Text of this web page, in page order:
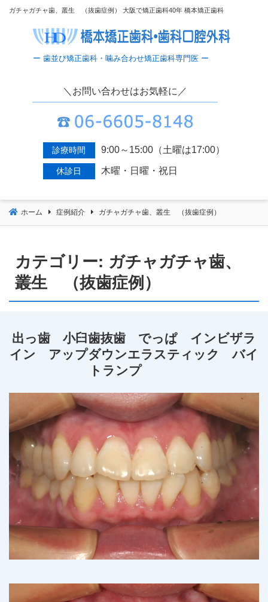
ガチャガチャ歯、叢生 （抜歯症例） 大阪で矯正歯科40年 橋本矯正歯科
＼お問い合わせはお気軽に／
診療時間 9:00～15:00（土曜は17:00）
休診日 木曜・日曜・祝日
ホーム 症例紹介 ガチャガチャ歯、叢生 （抜歯症例）
カテゴリー: ガチャガチャ歯、
叢生 （抜歯症例）
出っ歯 小臼歯抜歯 でっぱ インビザラ
イン アップダウンエラスティック バイ
トランプ